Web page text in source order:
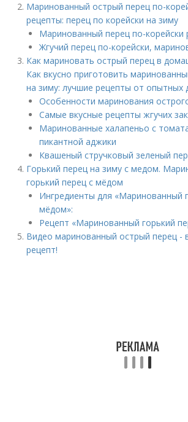
Маринованный острый перец по-
рецепты: перец по корейски на зиму
Маринованный перец по-корейски
Жгучий перец по-корейски,
Как мариновать острый перец в
Как вкусно приготовить
на зиму: лучшие рецепты от опытных
Особенности маринования
Самые вкусные рецепты жгучих
Маринованные халапеньо с
пикантной аджики
Квашеный стручковый зеленый
Горький перец на зиму с медом.
горький перец с мёдом
Ингредиенты для «Маринованный
мёдом»:
Рецепт «Маринованный горький
Видео маринованный острый перец -
рецепт!